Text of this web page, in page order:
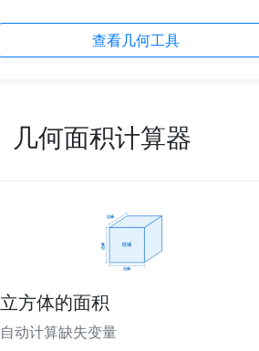
查看几何工具
几何面积计算器
立方体的面积
自动计算缺失变量